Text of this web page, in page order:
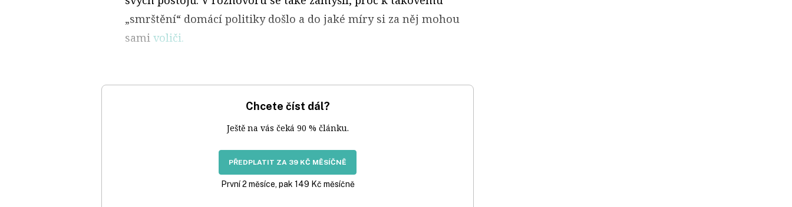
„smrštění“ domácí politiky došlo a do jaké míry si za něj mohou
sami voliči.
Chcete číst dál?
Ještě na vás čeká 90 % článku.
PŘEDPLATIT ZA 39 KČ MĚSÍČNĚ
První 2 měsíce, pak 149 Kč měsíčně